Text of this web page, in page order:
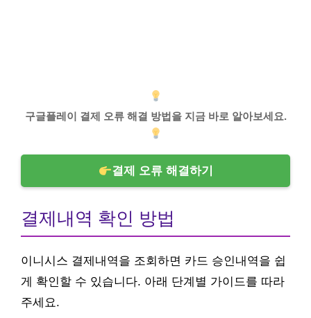
구글플레이 결제 오류 해결 방법을 지금 바로 알아보세요.
결제 오류 해결하기
결제내역 확인 방법
이니시스 결제내역을 조회하면 카드 승인내역을 쉽
게 확인할 수 있습니다. 아래 단계별 가이드를 따라
주세요.